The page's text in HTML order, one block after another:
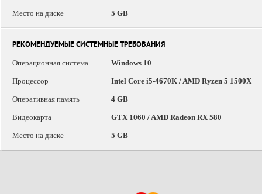
Место на диске 5 GB
РЕКОМЕНДУЕМЫЕ СИСТЕМНЫЕ ТРЕБОВАНИЯ
Операционная система
Windows 10
Процессор Intel Core i5-4670K / AMD Ryzen 5 1500X
Оперативная память 4 GB
Видеокарта GTX 1060 / AMD Radeon RX 580
Место на диске 5 GB